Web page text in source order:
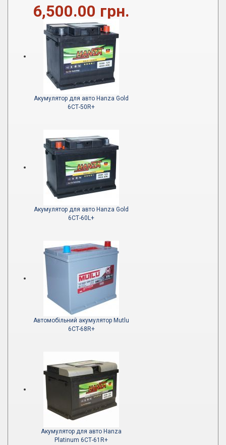
6,500.00 грн.
Акумулятор для авто Hanza Gold
6СТ-50R+
Акумулятор для авто Hanza Gold
6СТ-60L+
Автомобільний акумулятор Mutlu
6CT-68R+
Акумулятор для авто Hanza
Platinum 6СТ-61R+